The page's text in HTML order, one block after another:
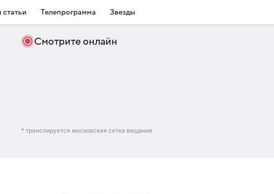
статьи Телепрограмма Звезды
Смотрите онлайн
* транслируется московская сетка вещания